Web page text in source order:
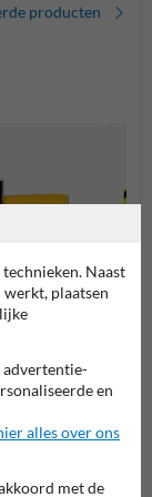
producten
Naast
plaatsen
advertentie-
en
alles over ons
met de